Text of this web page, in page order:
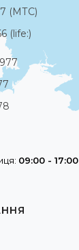
(МТС)
(life:)
09:00 - 17:00